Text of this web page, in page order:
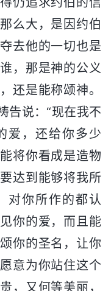
么大，是因约伯
去他的一切也是
，那是神的公义
还是能称颂神。
告说：“现在我不
爱，还给你多少
将你看成是造物
达到能够将我所
对你所作的都认
你的爱，而且能
你的圣名，让你
意为你站住这个
，又何等美丽，